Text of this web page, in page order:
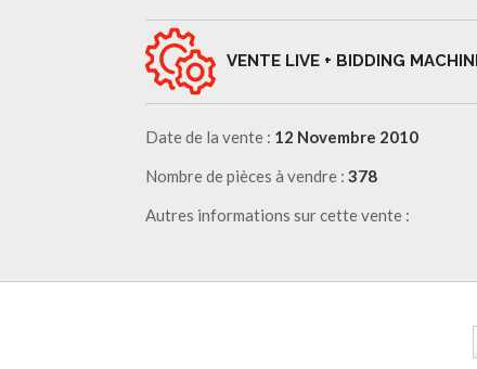
VENTE LIVE + BIDDING
Date de la vente : 12 Novembre 2010
Nombre de pièces à vendre : 378
Autres informations sur cette vente :